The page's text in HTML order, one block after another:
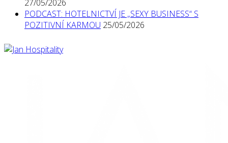
27/05/2026
PODCAST: HOTELNICTVÍ JE „SEXY BUSINESS“ S
POZITIVNÍ KARMOU 25/05/2026